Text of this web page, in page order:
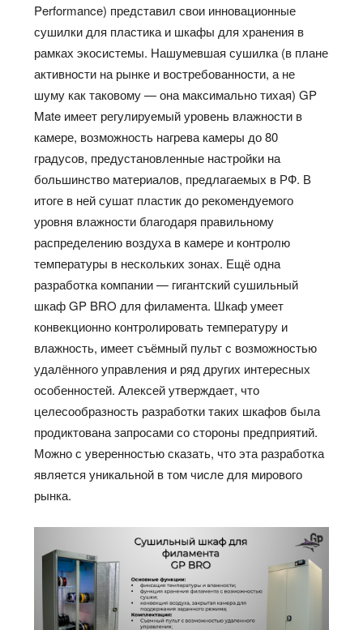
Performance) представил свои инновационные
сушилки для пластика и шкафы для хранения в
рамках экосистемы. Нашумевшая сушилка (в плане
активности на рынке и востребованности, а не
шуму как таковому — она максимально тихая) GP
Mate имеет регулируемый уровень влажности в
камере, возможность нагрева камеры до 80
градусов, предустановленные настройки на
большинство материалов, предлагаемых в РФ. В
итоге в ней сушат пластик до рекомендуемого
уровня влажности благодаря правильному
распределению воздуха в камере и контролю
температуры в нескольких зонах. Ещё одна
разработка компании — гигантский сушильный
шкаф GP BRO для филамента. Шкаф умеет
конвекционно контролировать температуру и
влажность, имеет съёмный пульт с возможностью
удалённого управления и ряд других интересных
особенностей. Алексей утверждает, что
целесообразность разработки таких шкафов была
продиктована запросами со стороны предприятий.
Можно с уверенностью сказать, что эта разработка
является уникальной в том числе для мирового
рынка.